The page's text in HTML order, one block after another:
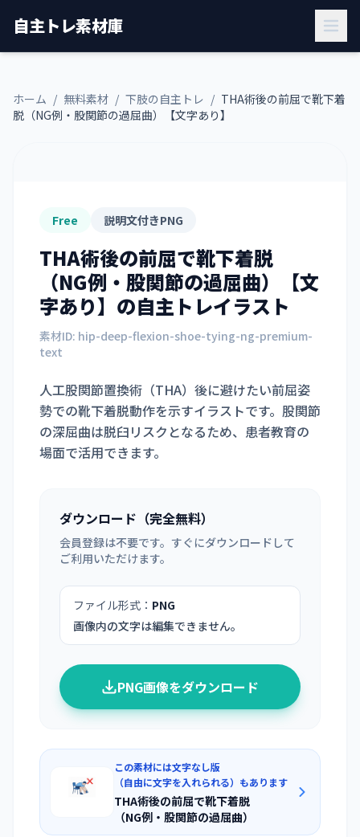
自主トレ素材庫
ホーム / 無料素材 / 下肢の自主トレ / THA術後の前屈で靴下着
脱（NG例・股関節の過屈曲）【文字あり】
Free 説明文付きPNG
THA術後の前屈で靴下着脱
（NG例・股関節の過屈曲）【文
字あり】 の自主トレイラスト
素材ID: hip-deep-flexion-shoe-tying-ng-premium-
text
人工股関節置換術（THA）後に避けたい前屈姿
勢での靴下着脱動作を示すイラストです。股関節
の深屈曲は脱臼リスクとなるため、患者教育の
場面で活用できます。
ダウンロード（完全無料）
会員登録は不要です。すぐにダウンロードして
ご利用いただけます。
ファイル形式： PNG
画像内の文字は編集できません。
PNG画像をダウンロード
この素材には文字なし版
（自由に文字を入れられる）もあります
THA術後の前屈で靴下着脱
（NG例・股関節の過屈曲）